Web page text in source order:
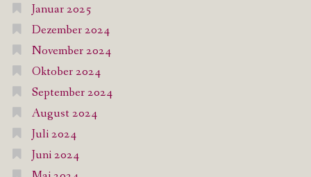
Januar 2025
Dezember 2024
November 2024
Oktober 2024
September 2024
August 2024
Juli 2024
Juni 2024